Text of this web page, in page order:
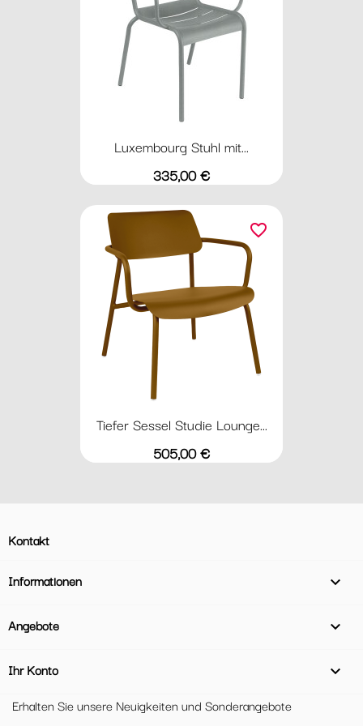
Luxembourg Stuhl mit...
Preis
335,00 €
Tiefer Sessel Studie Lounge...
Preis
505,00 €
favorite_border
Kontakt
Informationen 
Angebote 
Ihr Konto

Erhalten Sie unsere Neuigkeiten und Sonderangebote